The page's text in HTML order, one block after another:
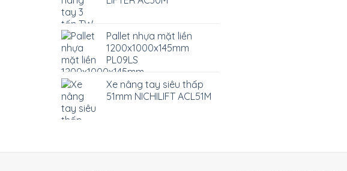
Pallet nhựa mặt liền
1200x1000x145mm
PL09LS
Xe nâng tay siêu thấp
51mm NICHILIFT ACL51M